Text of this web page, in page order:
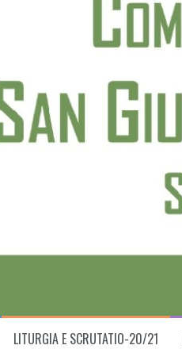
LITURGIA E SCRUTATIO-20/21